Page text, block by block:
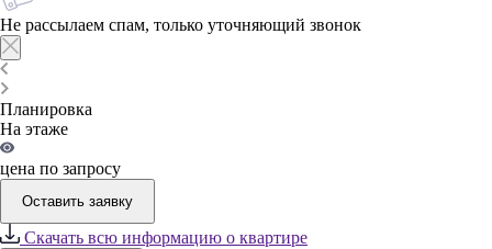
Не рассылаем спам, только уточняющий звонок
Планировка
На этаже
цена по запросу
Оставить заявку
Скачать всю информацию о квартире